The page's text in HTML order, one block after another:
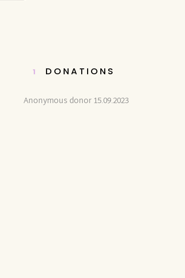
1 DONATIONS
Anonymous donor 15.09.2023